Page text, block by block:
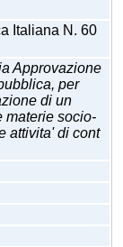
Italiana N. 60
Approvazione
per
di un
materie socio-
attivita' di cont